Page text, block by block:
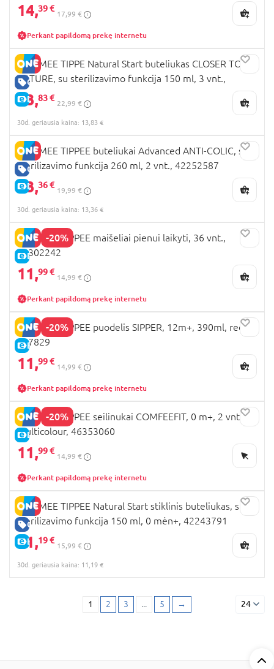
14,39 €
17,99 €
Perkant papildomą prekę internetu
GERA KAINA
E-KAINA
TOMMEE TIPPE Natural Start buteliukas CLOSER TO
NATURE, su sterilizavimo funkcija 150 ml, 3 vnt.,
42271820
13,83 €
22,99 €
30d. geriausia kaina: 13,83 €
GERA KAINA
E-KAINA
TOMMEE TIPPEE buteliukai Advanced ANTI-COLIC, su
sterilizavimo funkcija 260 ml, 2 vnt., 42252587
13,36 €
19,99 €
30d. geriausia kaina: 13,36 €
-20%
E-KAINA
TOMMEE TIPPEE maišeliai pienui laikyti, 36 vnt.,
42302242
11,99 €
14,99 €
Perkant papildomą prekę internetu
-20%
E-KAINA
TOMMEE TIPPEE puodelis SIPPER, 12m+, 390ml, red,
447829
11,99 €
14,99 €
Perkant papildomą prekę internetu
-20%
E-KAINA
TOMMEE TIPPEE seilinukai COMFEEFIT, 0 m+, 2 vnt.,
multicolour, 46353060
11,99 €
14,99 €
Perkant papildomą prekę internetu
GERA KAINA
E-KAINA
TOMMEE TIPPEE Natural Start stiklinis buteliukas, su
sterilizavimo funkcija 150 ml, 0 mėn+, 42243791
11,19 €
15,99 €
30d. geriausia kaina: 11,19 €
1 2 3 ... 5 → 24